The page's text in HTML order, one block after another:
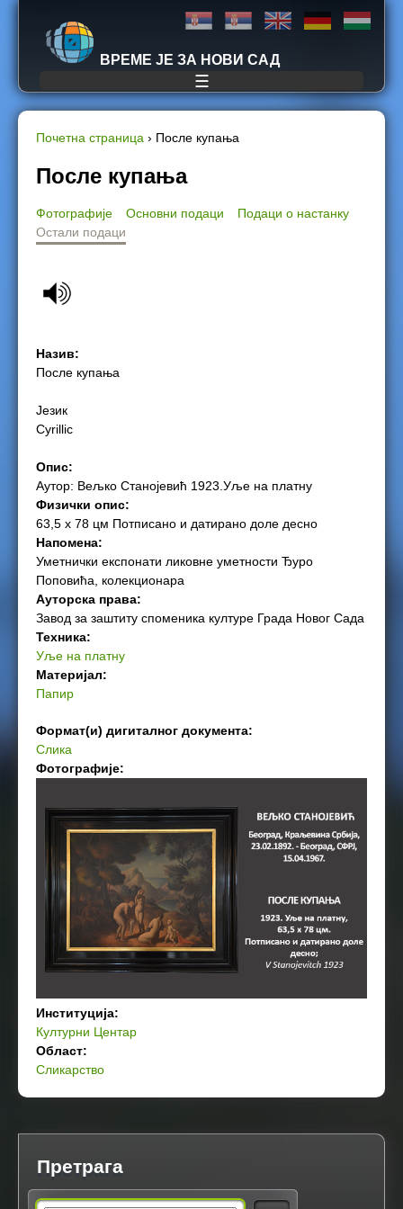
Jump to navigation
ВРЕМЕ ЈЕ ЗА НОВИ САД
☰
Y
o
u
e
e
r
e
Почетна страница › После купања
После купања
Фотографије Основни подаци
Подаци о настанку
Остали подаци
Назив:
После купања
Језик
Cyrillic
Опис:
Аутор: Вељко Станојевић 1923.Уље на платну
Физички опис:
63,5 х 78 цм Потписано и датирано доле десно
Напомена:
Уметнички експонати ликовне уметности Ђуро
Поповића, колекционара
Ауторска права:
Завод за заштиту споменика културе Града Новог Сада
Техника:
Уље на платну
Материјал:
Папир
Формат(и) дигиталног документа:
Слика
Фотографије:
Институција:
Културни Центар
Област:
Сликарство
Претрага